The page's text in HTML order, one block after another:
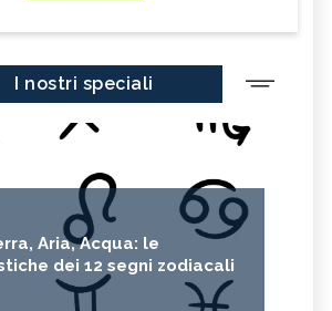
I nostri speciali
Aria, Acqua: le
dei 12 segni zodiacali